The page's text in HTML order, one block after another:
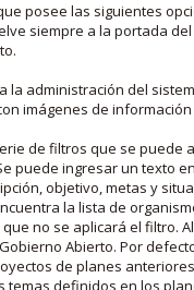
posee las siguientes
siempre a la portada
administración del
imágenes de
de filtros que se puede
puede ingresar un texto
objetivo, metas y
la lista de
que no se aplicará el
Abierto. Por
de planes